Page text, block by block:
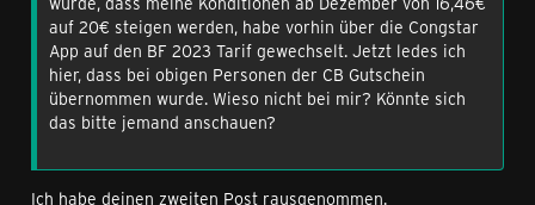
auf 20€ steigen werden, habe vorhin über die Congstar
App auf den BF 2023 Tarif gewechselt. Jetzt ledes ich
hier, dass bei obigen Personen der CB Gutschein
übernommen wurde. Wieso nicht bei mir? Könnte sich
das bitte jemand anschauen?
Ich habe deinen zweiten Post rausgenommen.